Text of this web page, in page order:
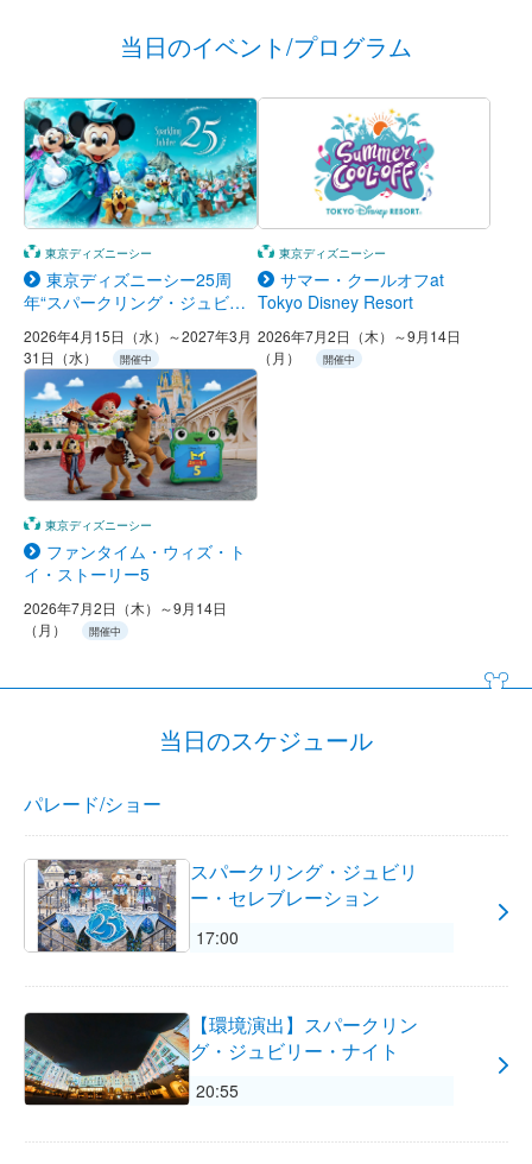
当日のイベント/プログラム
東京ディズニーシー
東京ディズニーシー25周
年“スパークリング・ジュビリ
2026年4月15日（水）～2027年3月
31日（水）
開催中
東京ディズニーシー
サマー・クールオフat
Tokyo Disney Resort
2026年7月2日（木）～9月14日
（月）
開催中
東京ディズニーシー
ファンタイム・ウィズ・ト
イ・ストーリー5
2026年7月2日（木）～9月14日
（月）
開催中
当日のスケジュール
パレード/ショー
スパークリング・ジュビリ
ー・セレブレーション
17:00
【環境演出】スパークリン
グ・ジュビリー・ナイト
20:55